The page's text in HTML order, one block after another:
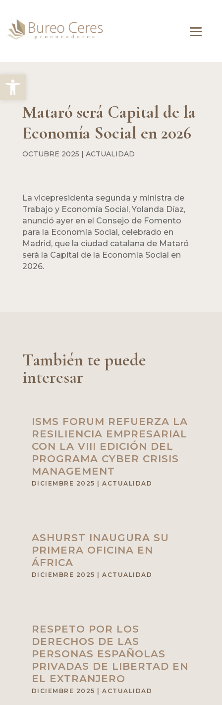
Abrir barra de herramientas
Mataró será Capital de la
Economía Social en 2026
OCTUBRE 2025 | ACTUALIDAD
La vicepresidenta segunda y ministra de
Trabajo y Economía Social, Yolanda Díaz,
anunció ayer en el Consejo de Fomento
para la Economía Social, celebrado en
Madrid, que la ciudad catalana de Mataró
será la Capital de la Economía Social en
2026.
También te puede
interesar
ISMS FORUM REFUERZA LA
RESILIENCIA EMPRESARIAL
CON LA VIII EDICIÓN DEL
PROGRAMA CYBER CRISIS
MANAGEMENT
DICIEMBRE 2025 |ACTUALIDAD
ASHURST INAUGURA SU
PRIMERA OFICINA EN
ÁFRICA
DICIEMBRE 2025 |ACTUALIDAD
RESPETO POR LOS
DERECHOS DE LAS
PERSONAS ESPAÑOLAS
PRIVADAS DE LIBERTAD EN
EL EXTRANJERO
DICIEMBRE 2025 |ACTUALIDAD